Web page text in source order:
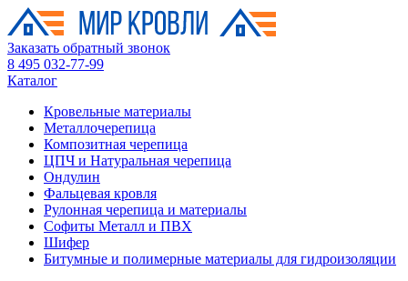
Заказать обратный звонок
8 495 032-77-99
Каталог
Кровельные материалы
Металлочерепица
Композитная черепица
ЦПЧ и Натуральная черепица
Ондулин
Фальцевая кровля
Рулонная черепица и материалы
Софиты Металл и ПВХ
Шифер
Битумные и полимерные материалы для гидроизоляции